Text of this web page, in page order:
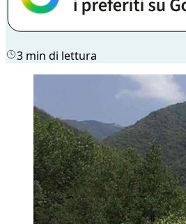
3 min di lettura